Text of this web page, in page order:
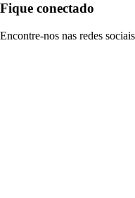
Fique conectado
Encontre-nos nas redes sociais